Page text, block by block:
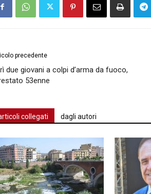
precedente
due giovani a colpi d’arma da fuoco,
53enne
collegati dagli autori